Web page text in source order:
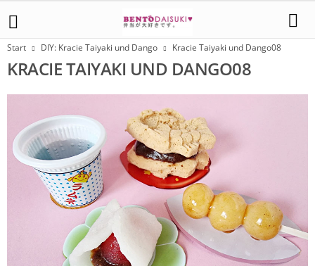
Start DIY: Kracie Taiyaki und Dango Kracie Taiyaki und Dango08
KRACIE TAIYAKI UND DANGO08